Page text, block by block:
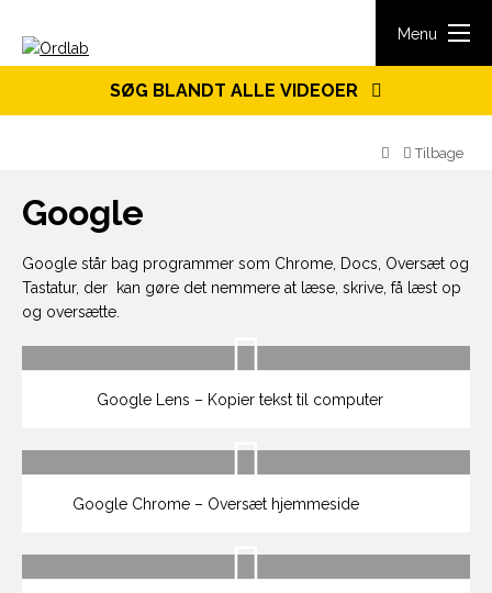
Menu
SØG BLANDT ALLE VIDEOER
Tilbage
Google
Google står bag programmer som Chrome, Docs, Oversæt og
Tastatur, der kan gøre det nemmere at læse, skrive, få læst op
og oversætte.
Google Lens – Kopier tekst til computer
Google Chrome – Oversæt hjemmeside